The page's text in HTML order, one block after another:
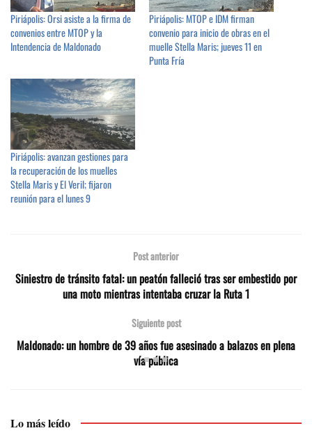
Piriápolis: Orsi asiste a la firma de
convenios entre MTOP y la
Intendencia de Maldonado
Piriápolis: MTOP e IDM firman
convenio para inicio de obras en el
muelle Stella Maris; jueves 11 en
Punta Fría
Piriápolis: avanzan gestiones para
la recuperación de los muelles
Stella Maris y El Veril; fijaron
reunión para el lunes 9
Post anterior
Siniestro de tránsito fatal: un peatón falleció tras ser embestido por
una moto mientras intentaba cruzar la Ruta 1
Siguiente post
Maldonado: un hombre de 39 años fue asesinado a balazos en plena
vía pública
Lo más leído